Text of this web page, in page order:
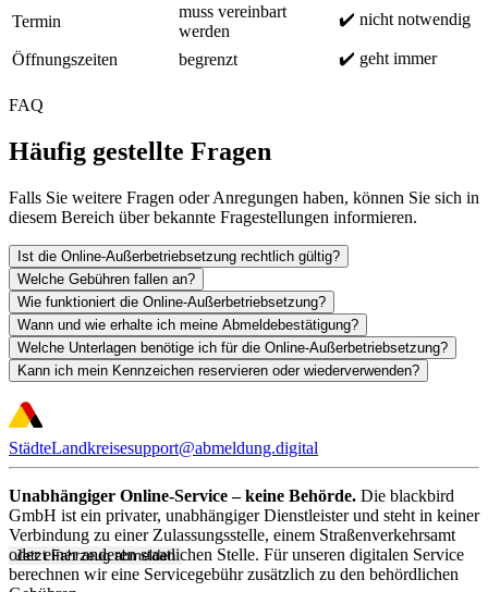
Termin
muss vereinbart
werden
✔️ nicht notwendig
Öffnungszeiten begrenzt ✔️ geht immer
FAQ
Häufig gestellte Fragen
Falls Sie weitere Fragen oder Anregungen haben, können Sie sich in
diesem Bereich über bekannte Fragestellungen informieren.
Ist die Online-Außerbetriebsetzung rechtlich gültig?
Welche Gebühren fallen an?
Wie funktioniert die Online-Außerbetriebsetzung?
Wann und wie erhalte ich meine Abmeldebestätigung?
Welche Unterlagen benötige ich für die Online-Außerbetriebsetzung?
Kann ich mein Kennzeichen reservieren oder wiederverwenden?
Jetzt Fahrzeug abmelden
StädteLandkreisesupport@abmeldung.digital
Unabhängiger Online-Service – keine Behörde. Die blackbird
GmbH ist ein privater, unabhängiger Dienstleister und steht in keiner
Verbindung zu einer Zulassungsstelle, einem Straßenverkehrsamt
oder einer anderen staatlichen Stelle. Für unseren digitalen Service
berechnen wir eine Servicegebühr zusätzlich zu den behördlichen